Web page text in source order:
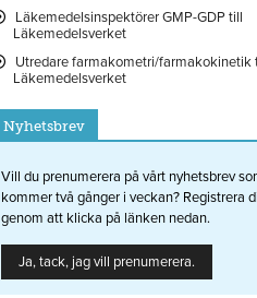
Läkemedelsinspektörer GMP-GDP till
Läkemedelsverket
Utredare farmakometri/farmakokinetik
Läkemedelsverket
Nyhetsbrev
Vill du prenumerera på vårt nyhetsbrev
kommer två gånger i veckan? Registrera
genom att klicka på länken nedan.
Ja, tack, jag vill prenumerera.